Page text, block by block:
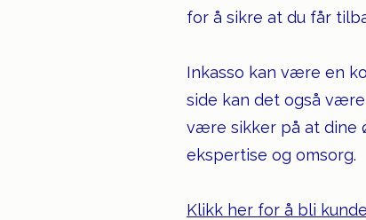
for å sikre at du får
Inkasso kan være en
side kan det også
være sikker på at dine
ekspertise og omsorg.
Klikk her for å bli kunde